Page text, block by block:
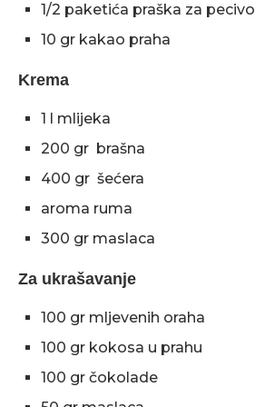
1/2 paketića praška za pecivo
10 gr kakao praha
Krema
1 l mlijeka
200 gr brašna
400 gr šećera
aroma ruma
300 gr maslaca
Za ukrašavanje
100 gr mljevenih oraha
100 gr kokosa u prahu
100 gr čokolade